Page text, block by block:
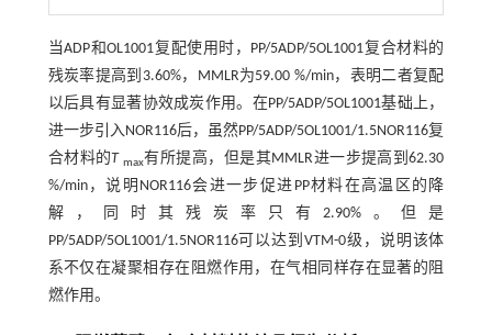
当ADP和OL1001复配使用时，PP/5ADP/5OL1001复合材料的
残炭率提高到3.60%，MMLR为59.00 %/min，表明二者复配
以后具有显著协效成炭作用。在PP/5ADP/5OL1001基础上，
进一步引入NOR116后，虽然PP/5ADP/5OL1001/1.5NOR116复
合材料的T max有所提高，但是其MMLR进一步提高到62.30
%/min，说明NOR116会进一步促进PP材料在高温区的降
解，同时其残炭率只有2.90%。但是
PP/5ADP/5OL1001/1.5NOR116可以达到VTM-0级，说明该体
系不仅在凝聚相存在阻燃作用，在气相同样存在显著的阻
燃作用。